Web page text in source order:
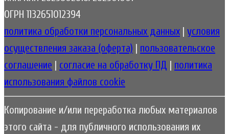
ОГРН 1132651012394
политика обработки персональных данных | условия
осуществления заказа (оферта) | пользовательское
соглашение | согласие на обработку ПД | политика
использования файлов cookie
Копирование и/или переработка любых материалов
этого сайта - для публичного использования их